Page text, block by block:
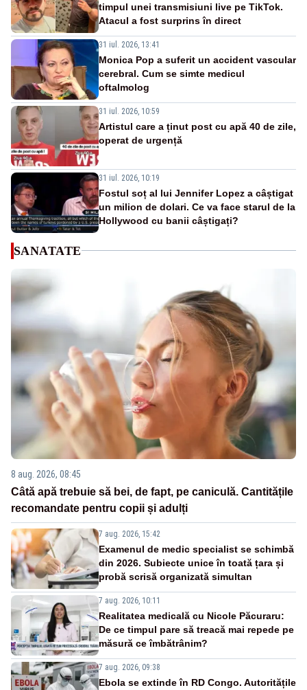
timpul unei transmisiuni live pe TikTok.
Atacul a fost surprins în direct
31 iul. 2026, 13:41
Monica Pop a suferit un accident vascular
cerebral. Cum se simte medicul
oftalmolog
31 iul. 2026, 10:59
Artistul care a ținut post cu apă 40 de zile,
operat de urgență
31 iul. 2026, 10:19
Fostul soț al lui Jennifer Lopez a câștigat
un milion de dolari. Ce va face starul de la
Hollywood cu banii câștigați?
SANATATE
8 aug. 2026, 08:45
Câtă apă trebuie să bei, de fapt, pe caniculă. Cantitățile
recomandate pentru copii și adulți
7 aug. 2026, 15:42
Examenul de medic specialist se schimbă
din 2026. Subiecte unice în toată țara și
probă scrisă organizată simultan
7 aug. 2026, 10:11
Realitatea medicală cu Nicole Păcuraru:
De ce timpul pare să treacă mai repede pe
măsură ce îmbătrânim?
7 aug. 2026, 09:38
Ebola se extinde în RD Congo. Autoritățile